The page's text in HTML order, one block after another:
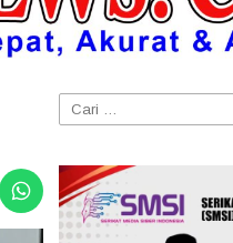
Cari
untuk: